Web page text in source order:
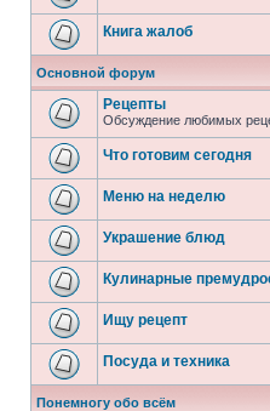
Книга жалоб
Основной форум
Рецепты
Обсуждение любимых
Что готовим сегодня
Меню на неделю
Украшение блюд
Кулинарные
Ищу рецепт
Посуда и техника
Понемногу обо всём